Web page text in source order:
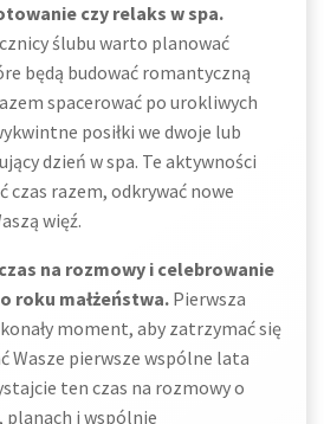
czy relaks w spa.
ślubu warto planować
będą budować romantyczną
spacerować po urokliwych
posiłki we dwoje lub
dzień w spa. Te aktywności
czas razem, odkrywać nowe
więź.
na rozmowy i celebrowanie
roku małżeństwa. Pierwsza
moment, aby zatrzymać się
Wasze pierwsze wspólne lata
ten czas na rozmowy o
planach i wspólnie